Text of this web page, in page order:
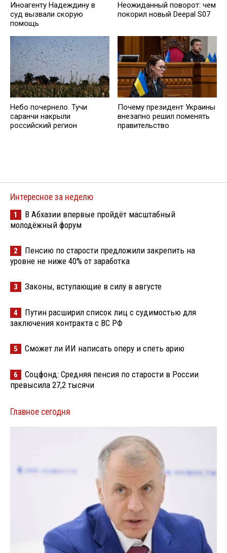
Иноагенту Надеждину в
суд вызвали скорую
помощь
Неожиданный поворот: чем
покорил новый Deepal S07
Небо почернело. Тучи
саранчи накрыли
российский регион
Почему президент Украины
внезапно решил поменять
правительство
Интересное за неделю
1
В Абхазии впервые пройдёт масштабный
молодёжный форум
2
Пенсию по старости предложили закрепить на
уровне не ниже 40% от заработка
3 Законы, вступающие в силу в августе
4
Путин расширил список лиц с судимостью для
заключения контракта с ВС РФ
5 Сможет ли ИИ написать оперу и спеть арию
6
Соцфонд: Средняя пенсия по старости в России
превысила 27,2 тысячи
Главное сегодня